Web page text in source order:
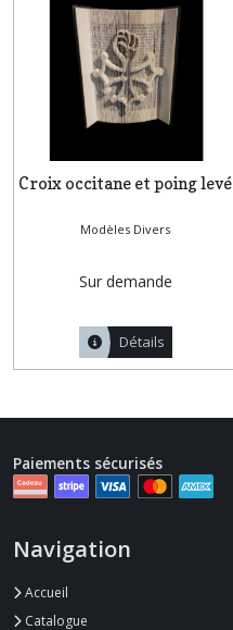
Croix occitane et poing levé
Modèles Divers
Sur demande
Détails
Paiements sécurisés
Navigation
Accueil
Catalogue